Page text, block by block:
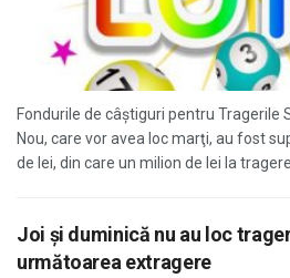
Fondurile de câştiguri pentru Tragerile
Nou, care vor avea loc marţi, au fost
de lei, din care un milion de lei la
Joi și duminică nu au loc
următoarea extragere